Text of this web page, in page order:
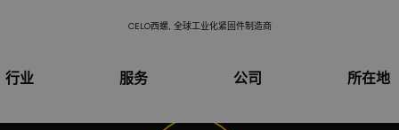
CELO西螺, 全球工业化紧固件制造商
行业 服务 公司 所在地